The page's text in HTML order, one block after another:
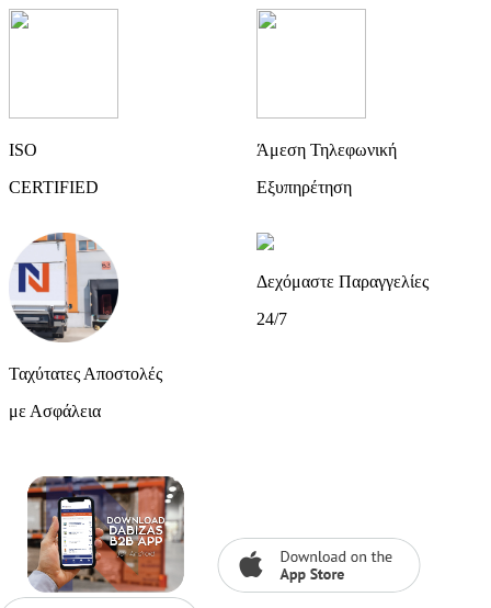
ISO
CERTIFIED
Άμεση Τηλεφωνική
Εξυπηρέτηση
Ταχύτατες Αποστολές
με Ασφάλεια
Δεχόμαστε Παραγγελίες
24/7